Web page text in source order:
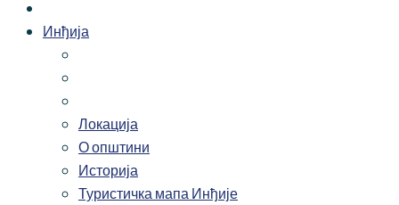
Инђија
Локација
О општини
Историја
Туристичка мапа Инђије